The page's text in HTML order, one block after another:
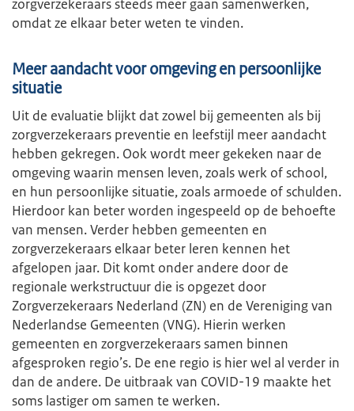
zorgverzekeraars steeds meer gaan samenwerken,
omdat ze elkaar beter weten te vinden.
Meer aandacht voor omgeving en persoonlijke
situatie
Uit de evaluatie blijkt dat zowel bij gemeenten als bij
zorgverzekeraars preventie en leefstijl meer aandacht
hebben gekregen. Ook wordt meer gekeken naar de
omgeving waarin mensen leven, zoals werk of school,
en hun persoonlijke situatie, zoals armoede of schulden.
Hierdoor kan beter worden ingespeeld op de behoefte
van mensen. Verder hebben gemeenten en
zorgverzekeraars elkaar beter leren kennen het
afgelopen jaar. Dit komt onder andere door de
regionale werkstructuur die is opgezet door
Zorgverzekeraars Nederland (ZN) en de Vereniging van
Nederlandse Gemeenten (VNG). Hierin werken
gemeenten en zorgverzekeraars samen binnen
afgesproken regio’s. De ene regio is hier wel al verder in
dan de andere. De uitbraak van COVID-19 maakte het
soms lastiger om samen te werken.